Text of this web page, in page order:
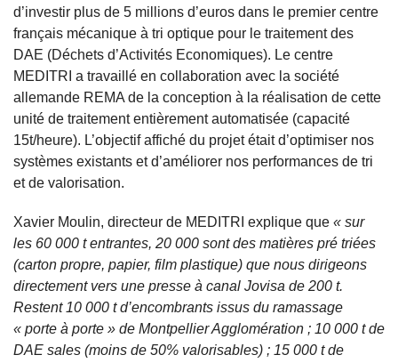
d’investir plus de 5 millions d’euros dans le premier centre
français mécanique à tri optique pour le traitement des
DAE (Déchets d’Activités Economiques). Le centre
MEDITRI a travaillé en collaboration avec la société
allemande REMA de la conception à la réalisation de cette
unité de traitement entièrement automatisée (capacité
15t/heure). L’objectif affiché du projet était d’optimiser nos
systèmes existants et d’améliorer nos performances de tri
et de valorisation.
Xavier Moulin, directeur de MEDITRI explique que « sur
les 60 000 t entrantes, 20 000 sont des matières pré triées
(carton propre, papier, film plastique) que nous dirigeons
directement vers une presse à canal Jovisa de 200 t.
Restent 10 000 t d’encombrants issus du ramassage
« porte à porte » de Montpellier Agglomération ; 10 000 t de
DAE sales (moins de 50% valorisables) ; 15 000 t de